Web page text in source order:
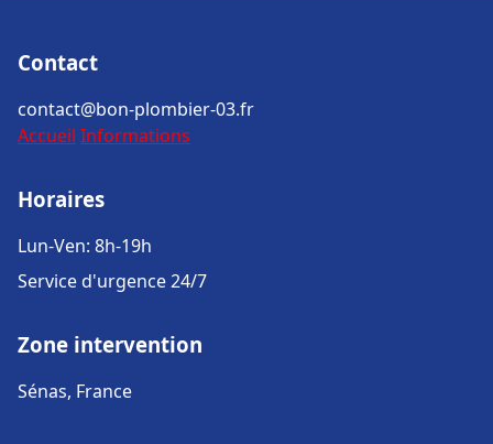
Contact
contact@bon-plombier-03.fr
Accueil Informations
Horaires
Lun-Ven: 8h-19h
Service d'urgence 24/7
Zone intervention
Sénas, France